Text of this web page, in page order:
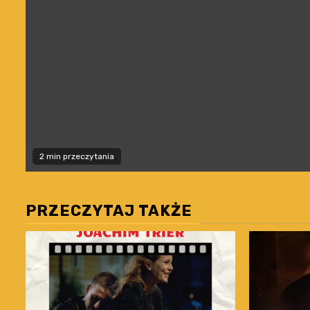
2 min przeczytania
PRZECZYTAJ TAKŻE